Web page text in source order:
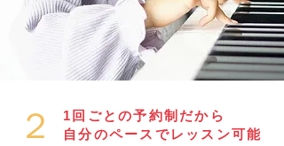
２
1回ごとの予約制だから
自分のペースでレッスン可能